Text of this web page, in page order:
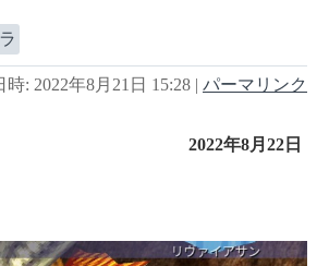
時: 2022年8月21日 15:28 | パーマリンク
2022年8月22日